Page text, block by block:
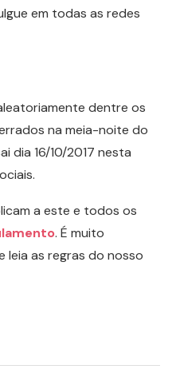
em todas as redes
dentre os
na meia-noite do
dia 16/10/2017 nesta
a este e todos os
. É muito
leia as regras do nosso